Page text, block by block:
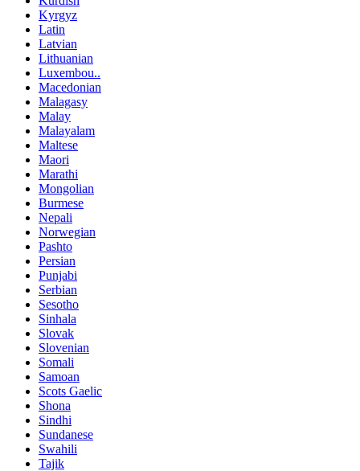
Kyrgyz
Latin
Latvian
Lithuanian
Luxembou..
Macedonian
Malagasy
Malay
Malayalam
Maltese
Maori
Marathi
Mongolian
Burmese
Nepali
Norwegian
Pashto
Persian
Punjabi
Serbian
Sesotho
Sinhala
Slovak
Slovenian
Somali
Samoan
Scots Gaelic
Shona
Sindhi
Sundanese
Swahili
Tajik